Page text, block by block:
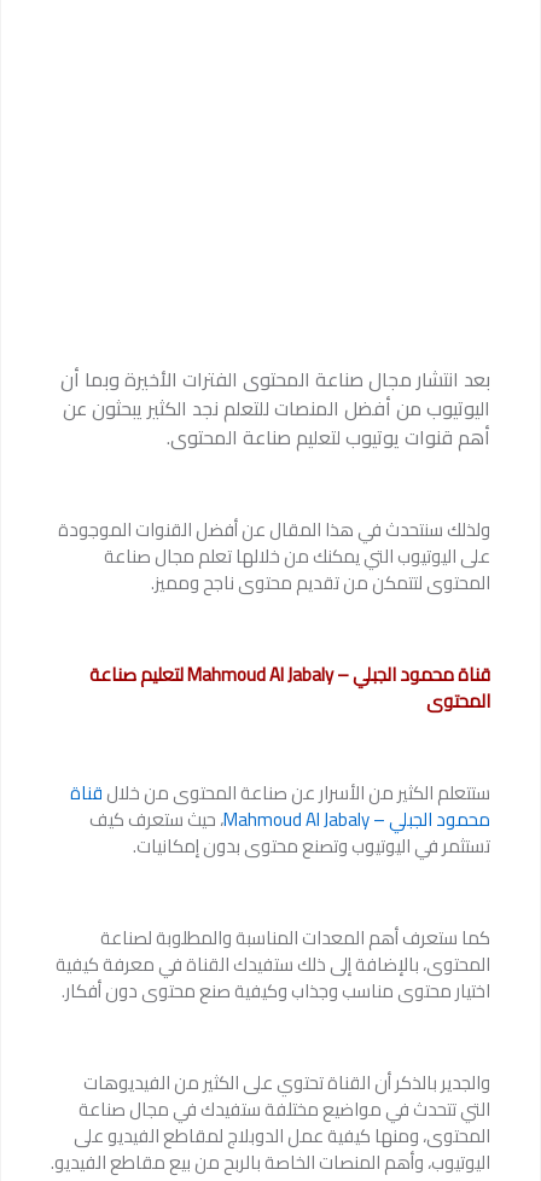
بعد انتشار مجال صناعة المحتوى الفترات الأخيرة وبما أن
اليوتيوب من أفضل المنصات للتعلم نجد الكثير يبحثون عن
أهم قنوات يوتيوب لتعليم صناعة المحتوى.
ولذلك سنتحدث في هذا المقال عن أفضل القنوات الموجودة
على اليوتيوب التي يمكنك من خلالها تعلم مجال صناعة
المحتوى لتتمكن من تقديم محتوى ناجح ومميز.
قناة محمود الجبلي – Mahmoud Al Jabaly لتعليم صناعة
المحتوى
ستتعلم الكثير من الأسرار عن صناعة المحتوى من خلالقناة
محمود الجبلي – Mahmoud Al Jabaly ، حيث ستعرف كيف
تستثمر في اليوتيوب وتصنع محتوى بدون إمكانيات.
كما ستعرف أهم المعدات المناسبة والمطلوبة لصناعة
المحتوى، بالإضافة إلى ذلك ستفيدك القناة في معرفة كيفية
اختيار محتوى مناسب وجذاب وكيفية صنع محتوى دون أفكار.
والجدير بالذكر أن القناة تحتوي على الكثير من الفيديوهات
التي تتحدث في مواضيع مختلفة ستفيدك في مجال صناعة
المحتوى، ومنها كيفية عمل الدوبلاج لمقاطع الفيديو على
اليوتيوب، وأهم المنصات الخاصة بالربح من بيع مقاطع الفيديو.